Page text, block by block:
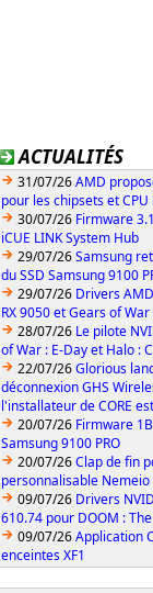
ACTUALITÉS
31/07/26AMD
pour les chipsets et CPU
30/07/26 Firmware
iCUE LINK System Hub
29/07/26Samsung
du SSD Samsung 9100
29/07/26 Drivers
RX 9050 et Gears of War
28/07/26 Le pilote
of War : E-Day et Halo :
22/07/26Glorious
déconnexion GHS
l'installateur de CORE
20/07/26 Firmware
Samsung 9100 PRO
20/07/26Clap de fin
personnalisable Nemeio
09/07/26 Drivers
610.74 pour DOOM :
09/07/26Application
enceintes XF1